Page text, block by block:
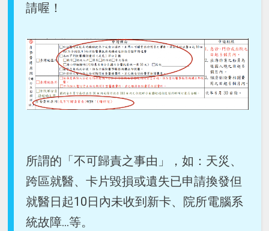
請喔！
所謂的「不可歸責之事由」，如：天災、
跨區就醫、卡片毀損或遺失已申請換發但
就醫日起10日內未收到新卡、院所電腦系
統故障...等。